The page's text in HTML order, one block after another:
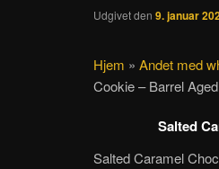
Udgivet den 9. januar
Hjem » Andet med
Cookie – Barrel
Salted
Salted Caramel